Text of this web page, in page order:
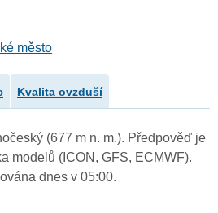
město
Kvalita ovzduší
(677 m n. m.). Předpověď je
modelů (ICON, GFS, ECMWF).
dnes v 05:00.